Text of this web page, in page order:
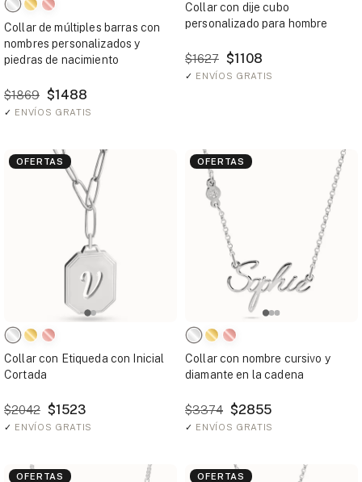
Collar de múltiples barras con
nombres personalizados y
piedras de nacimiento
$1869 $1488
✓ ENVÍOS GRATIS
Collar con dije cubo
personalizado para hombre
$1627 $1108
✓ ENVÍOS GRATIS
OFERTAS
Collar con Etiqueda con Inicial
Cortada
$2042 $1523
✓ ENVÍOS GRATIS
OFERTAS
Collar con nombre cursivo y
diamante en la cadena
$3374 $2855
✓ ENVÍOS GRATIS
OFERTAS OFERTAS